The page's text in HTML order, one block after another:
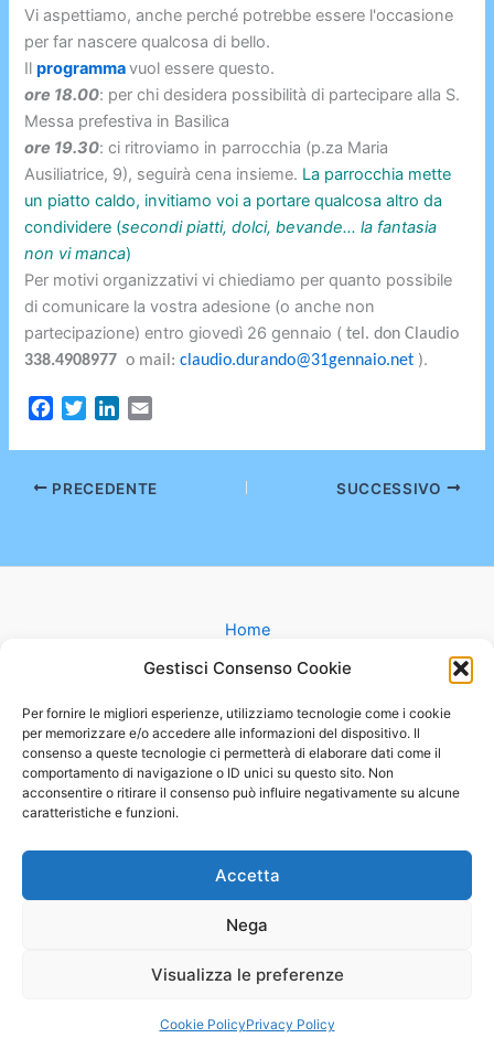
Gestisci Consenso Cookie
Per fornire le migliori esperienze, utilizziamo tecnologie come i cookie
per memorizzare e/o accedere alle informazioni del dispositivo. Il
consenso a queste tecnologie ci permetterà di elaborare dati come il
comportamento di navigazione o ID unici su questo sito. Non
acconsentire o ritirare il consenso può influire negativamente su alcune
caratteristiche e funzioni.
Accetta
Nega
Visualizza le preferenze
Cookie PolicyPrivacy Policy
Vi aspettiamo, anche perché potrebbe essere l'occasione
per far nascere qualcosa di bello.
Ilprogrammavuol essere questo.
ore 18.00: per chi desidera possibilità di partecipare alla S.
Messa prefestiva in Basilica
ore 19.30: ci ritroviamo in parrocchia (p.za Maria
Ausiliatrice, 9), seguirà cena insieme. La parrocchia mette
un piatto caldo, invitiamo voi a portare qualcosa altro da
condividere (secondi piatti, dolci, bevande… la fantasia
non vi manca)
Per motivi organizzativi vi chiediamo per quanto possibile
di comunicare la vostra adesione (o anche non
partecipazione) entro giovedì 26 gennaio (tel. don Claudio
338.4908977 o mail:claudio.durando@31gennaio.net ).
c
e
i
t
n
k
a
i
PRECEDENTE SUCCESSIVO
Home
Matrimonio
Battesimo
Cammini
Oratorio
Contatti
Copyright © 2026 Parrocchia MARIA AUSILIATRICE |